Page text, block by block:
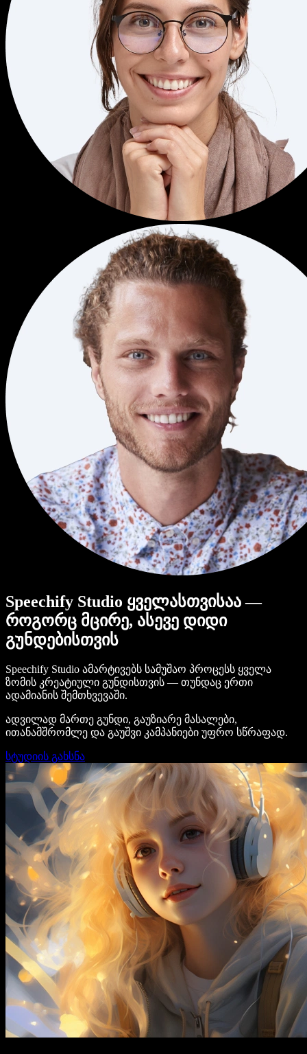
Speechify Studio ყველასთვისაა —
როგორც მცირე, ასევე დიდი
გუნდებისთვის
Speechify Studio ამარტივებს სამუშაო პროცესს ყველა
ზომის კრეატიული გუნდისთვის — თუნდაც ერთი
ადამიანის შემთხვევაში.
ადვილად მართე გუნდი, გაუზიარე მასალები,
ითანამშრომლე და გაუშვი კამპანიები უფრო სწრაფად.
სტუდიის გახსნა